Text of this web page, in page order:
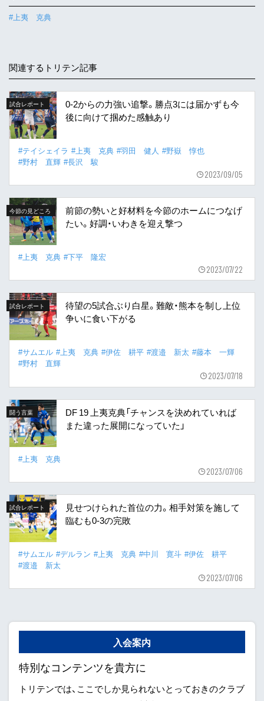
#上夷 克典
関連するトリテン記事
試合レポート
0-2からの力強い追撃。勝点3には届かずも今
後に向けて掴めた感触あり
#テイシェイラ #上夷 克典 #羽田 健人 #野嶽 惇也
#野村 直輝 #長沢 駿
2023/09/05
今節の見どころ
前節の勢いと好材料を今節のホームにつなげ
たい。好調・いわきを迎え撃つ
#上夷 克典 #下平 隆宏
2023/07/22
試合レポート
待望の5試合ぶり白星。難敵・熊本を制し上位
争いに食い下がる
#サムエル #上夷 克典 #伊佐 耕平 #渡邉 新太 #藤本 一輝
#野村 直輝
2023/07/18
闘う言葉
DF 19 上夷克典「チャンスを決めれていれば
また違った展開になっていた」
#上夷 克典
2023/07/06
試合レポート
見せつけられた首位の力。相手対策を施して
臨むも0-3の完敗
#サムエル #デルラン #上夷 克典 #中川 寛斗 #伊佐 耕平
#渡邉 新太
2023/07/06
入会案内
特別なコンテンツを貴方に
トリテンでは、ここでしか見られないとっておきのクラブ